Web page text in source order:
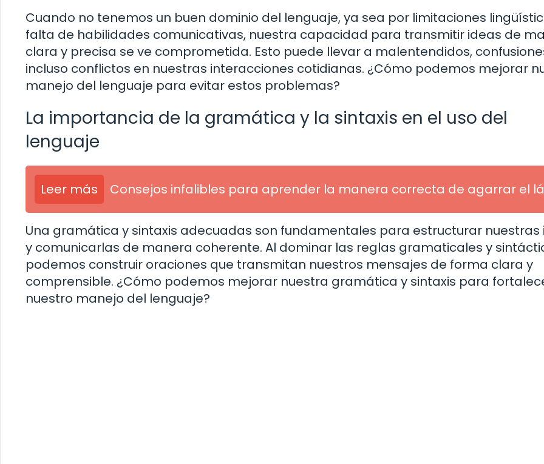
Cuando no tenemos un buen dominio del lenguaje, ya sea por limitaciones
falta de habilidades comunicativas, nuestra capacidad para transmitir ideas de
clara y precisa se ve comprometida. Esto puede llevar a malentendidos,
incluso conflictos en nuestras interacciones cotidianas. ¿Cómo podemos mejorar
manejo del lenguaje para evitar estos problemas?
La importancia de la gramática y la sintaxis en el uso del
lenguaje
Leer más Consejos infalibles para aprender la manera correcta de agarrar el
Una gramática y sintaxis adecuadas son fundamentales para estructurar nuestras
y comunicarlas de manera coherente. Al dominar las reglas gramaticales y
podemos construir oraciones que transmitan nuestros mensajes de forma clara y
comprensible. ¿Cómo podemos mejorar nuestra gramática y sintaxis para
nuestro manejo del lenguaje?